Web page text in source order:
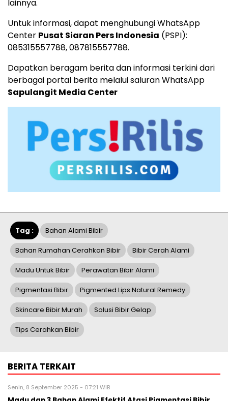
lainnya.
Untuk informasi, dapat menghubungi WhatsApp
Center Pusat Siaran Pers Indonesia (PSPI):
085315557788,087815557788.
Dapatkan beragam berita dan informasi terkini dari
berbagai portal berita melalui saluran WhatsApp
Sapulangit Media Center
Tag : Bahan Alami Bibir
Bahan Rumahan Cerahkan Bibir Bibir Cerah Alami
Madu Untuk Bibir Perawatan Bibir Alami
Pigmentasi Bibir Pigmented Lips Natural Remedy
Skincare Bibir Murah Solusi Bibir Gelap
Tips Cerahkan Bibir
BERITA TERKAIT
Senin, 8 September 2025 - 07:21 WIB